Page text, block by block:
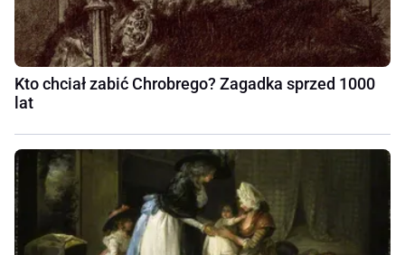
Kto chciał zabić Chrobrego? Zagadka sprzed 1000
lat